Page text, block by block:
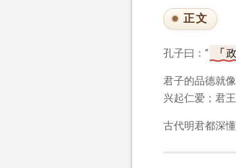
正文
孔子曰：“
君子的品德就
兴起仁爱；君
古代明君都深